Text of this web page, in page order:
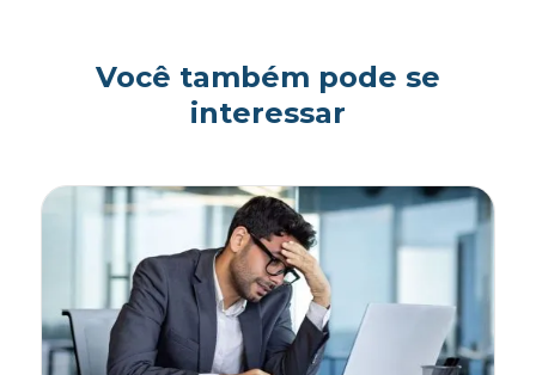
Você também pode se
interessar